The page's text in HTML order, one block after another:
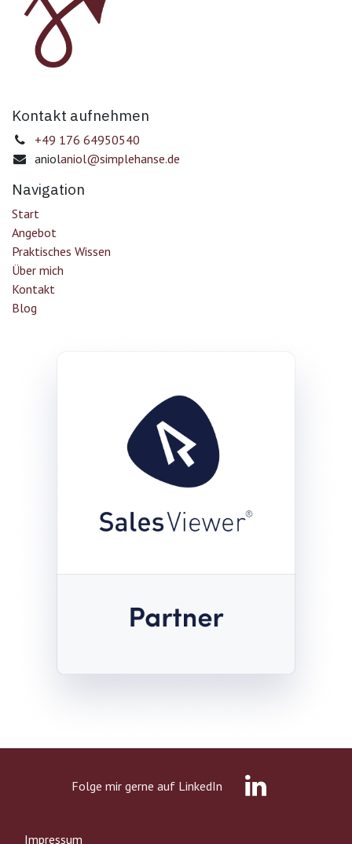
Navigation
Start
Angebot
Praktisches Wissen
Über mich
Kontakt
Blog
Kontakt aufnehmen
+49 176 64950540
aniolaniol@simplehanse.de
Folge mir gerne auf LinkedIn
Impressum